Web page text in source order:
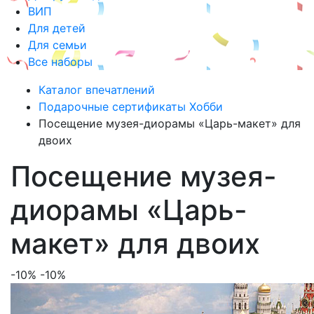
ВИП
Для детей
Для семьи
Все наборы
Каталог впечатлений
Подарочные сертификаты Хобби
Посещение музея-диорамы «Царь-макет» для
двоих
Посещение музея-
диорамы «Царь-
макет» для двоих
-10% -10%